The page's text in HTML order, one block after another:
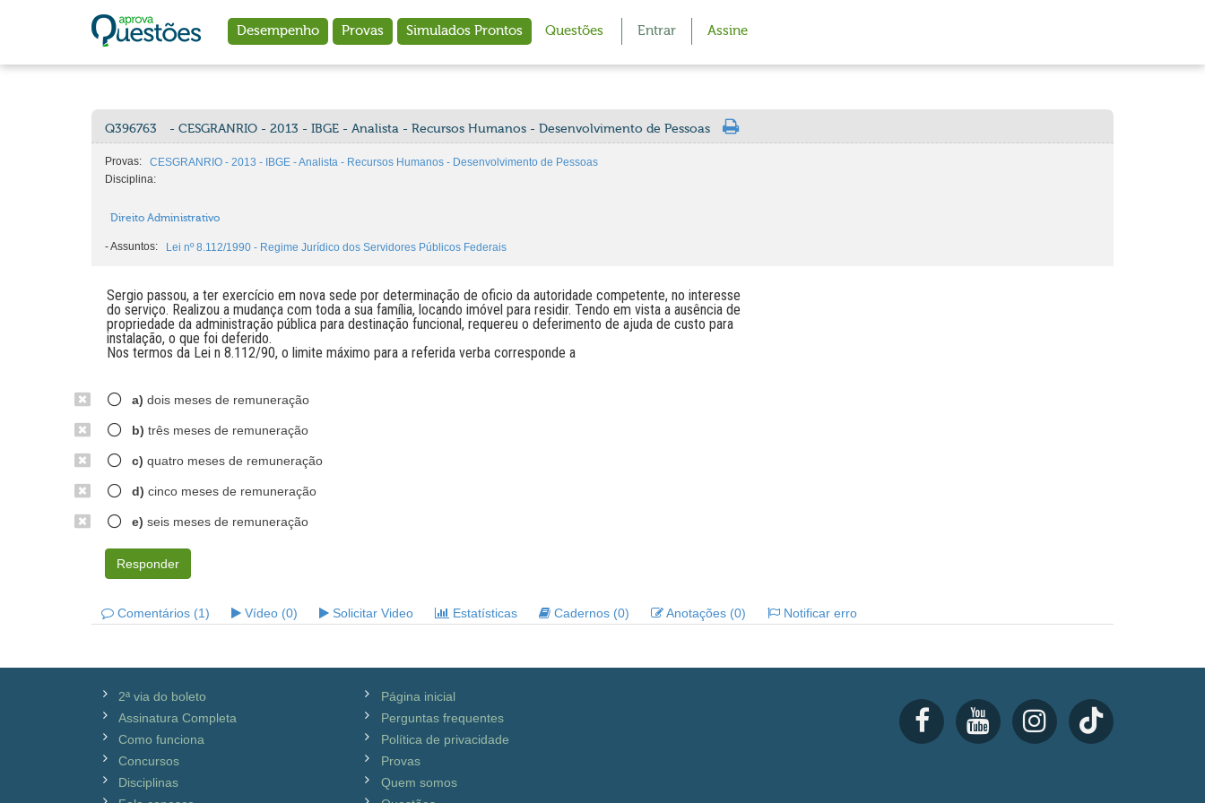
Desempenho Provas Simulados Prontos Questões Entrar Assine
Q396763 - CESGRANRIO - 2013 - IBGE - Analista - Recursos Humanos - Desenvolvimento de Pessoas
Provas:
CESGRANRIO - 2013 - IBGE - Analista - Recursos Humanos - Desenvolvimento de Pessoas
Disciplina:
Direito Administrativo
-Assuntos: Lei nº 8.112/1990 - Regime Jurídico dos Servidores Públicos Federais
Sergio passou, a ter exercício em nova sede por determinação de oficio da autoridade competente, no interesse
do serviço. Realizou a mudança com toda a sua família, locando imóvel para residir. Tendo em vista a ausência de
propriedade da administração pública para destinação funcional, requereu o deferimento de ajuda de custo para
instalação, o que foi deferido.
Nos termos da Lei n 8.112/90, o limite máximo para a referida verba corresponde a
a) dois meses de remuneração
b) três meses de remuneração
c) quatro meses de remuneração
d) cinco meses de remuneração
e) seis meses de remuneração
Responder
Comentários (1) Vídeo (0) Solicitar Video Estatísticas Cadernos (0) Anotações (0) Notificar erro
2ª via do boleto
Assinatura Completa
Como funciona
Concursos
Disciplinas
Página inicial
Perguntas frequentes
Política de privacidade
Provas
Quem somos